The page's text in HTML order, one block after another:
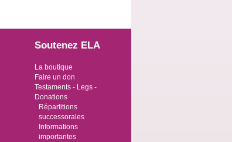
Soutenez ELA
La boutique
Faire un don
Testaments - Legs -
Donations
Répartitions
successorales
Informations
importantes